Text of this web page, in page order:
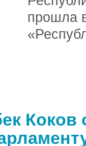
прошла
Коков